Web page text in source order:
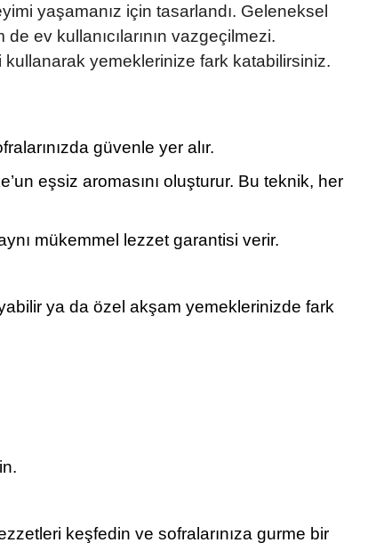
yaşamanız için tasarlandı. Geleneksel
ev kullanıcılarının vazgeçilmezi.
kullanarak yemeklerinize fark katabilirsiniz.
güvenle yer alır.
eşsiz aromasını oluşturur. Bu teknik, her
mükemmel lezzet garantisi verir.
ya da özel akşam yemeklerinizde fark
keşfedin ve sofralarınıza gurme bir